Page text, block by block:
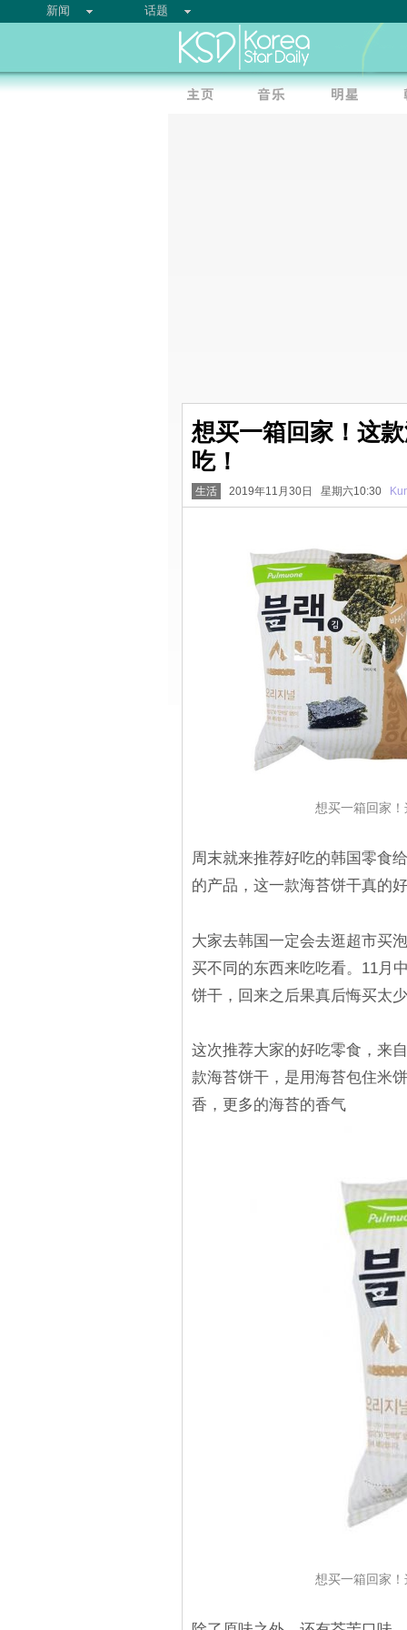
新闻 话题
想买一箱回家！这
吃！
生活 2019年11月30日 星期六10:30
想买一箱回家
周末就来推荐好吃的韩国零食
的产品，这一款海苔饼干真的
大家去韩国一定会去逛超市买
买不同的东西来吃吃看。11月
饼干，回来之后果真后悔买太
这次推荐大家的好吃零食，来
款海苔饼干，是用海苔包住米
香，更多的海苔的香气
想买一箱回家